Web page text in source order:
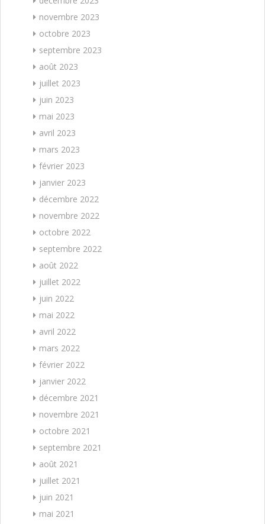
novembre 2023
octobre 2023
septembre 2023
août 2023
juillet 2023
juin 2023
mai 2023
avril 2023
mars 2023
février 2023
janvier 2023
décembre 2022
novembre 2022
octobre 2022
septembre 2022
août 2022
juillet 2022
juin 2022
mai 2022
avril 2022
mars 2022
février 2022
janvier 2022
décembre 2021
novembre 2021
octobre 2021
septembre 2021
août 2021
juillet 2021
juin 2021
mai 2021